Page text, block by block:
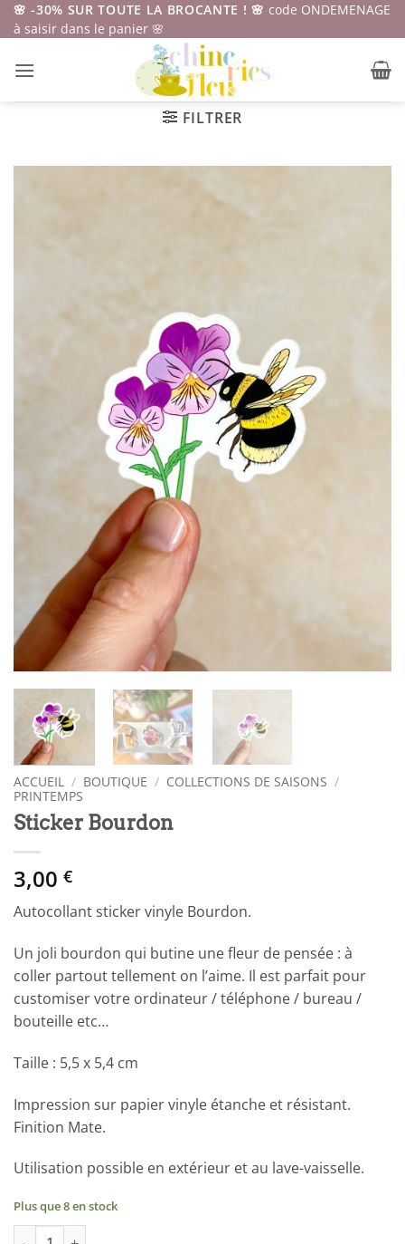
Passer
au
🌸 -30% SUR TOUTE LA BROCANTE ! 🌸 code ONDEMENAGE
à saisir dans le panier 🌸
FILTRER
ACCUEIL / BOUTIQUE / COLLECTIONS DE SAISONS /
PRINTEMPS
Sticker Bourdon
3,00 €
Autocollant sticker vinyle Bourdon.
Un joli bourdon qui butine une fleur de pensée : à
coller partout tellement on l’aime. Il est parfait pour
customiser votre ordinateur / téléphone / bureau /
bouteille etc…
Taille : 5,5 x 5,4 cm
Impression sur papier vinyle étanche et résistant.
Finition Mate.
Utilisation possible en extérieur et au lave-vaisselle.
Plus que 8 en stock
quantité de Sticker Bourdon